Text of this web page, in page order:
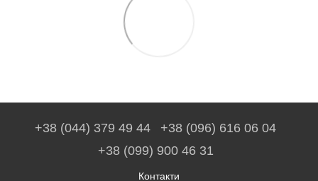
+38 (044) 379 49 44
+38 (096) 616 06 04
+38 (099) 900 46 31
Контакти